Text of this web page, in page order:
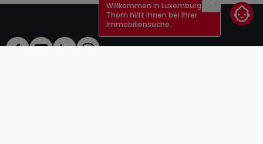
Schließen
Willkommen in Luxemburg!
Thom hilft Ihnen bei Ihrer
Immobiliensuche.